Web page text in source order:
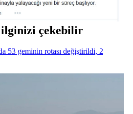
çekebilir
53 geminin rotası değiştirildi, 2